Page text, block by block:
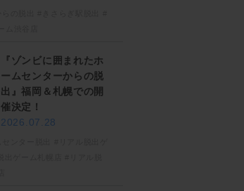
『ゾンビに囲まれたホ
ームセンターからの脱
出』福岡＆札幌での開
催決定！
2026.07.28